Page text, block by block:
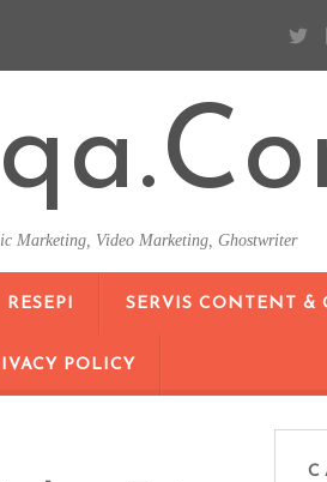
Marketing, Video Marketing, Ghostwriter
RESEPI SERVIS CONTENT &
POLICY